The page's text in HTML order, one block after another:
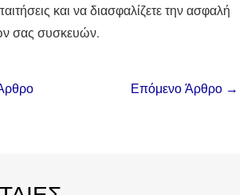
και να διασφαλίζετε την ασφαλή
σας συσκευών.
Επόμενο Άρθρο →